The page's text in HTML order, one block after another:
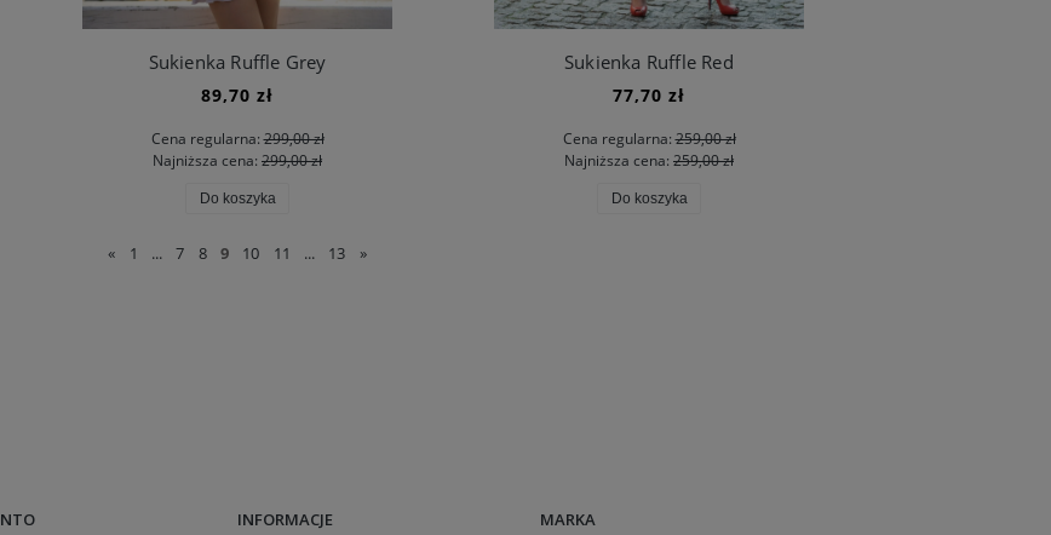
Sukienka Ruffle Grey
89,70 zł
Cena regularna:299,00 zł
Najniższa cena: 299,00 zł
Do koszyka
Sukienka Ruffle Red
77,70 zł
Cena regularna:259,00 zł
Najniższa cena: 259,00 zł
Do koszyka
« 1 ... 7 8 9 10 11 ... 13 »
INFORMACJE MARKA